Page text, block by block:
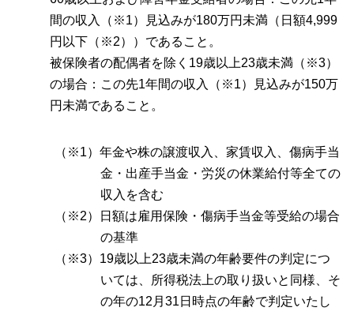
間の収入（※1）見込みが180万円未満（日額4,999
円以下（※2））であること。
被保険者の配偶者を除く19歳以上23歳未満（※3）
の場合：この先1年間の収入（※1）見込みが150万
円未満であること。
（※1）年金や株の譲渡収入、家賃収入、傷病手当
金・出産手当金・労災の休業給付等全ての
収入を含む
（※2）日額は雇用保険・傷病手当金等受給の場合
の基準
（※3）19歳以上23歳未満の年齢要件の判定につ
いては、所得税法上の取り扱いと同様、そ
の年の12月31日時点の年齢で判定いたし